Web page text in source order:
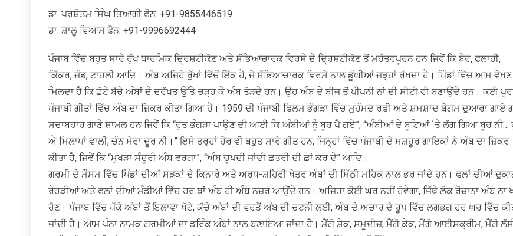
ਡਾ. ਪਰਸ਼ੋਤਮ ਸਿੰਘ ਤਿਆਗੀ ਫੋਨ: +91-9855446519
ਡਾ. ਸ਼ਾਲੂ ਵਿਆਸ ਫੋਨ: +91-9996692444
ਪੰਜਾਬ ਵਿੱਚ ਬਹੁਤ ਸਾਰੇ ਰੁੱਖ ਧਾਰਮਿਕ ਦ੍ਰਿਸ਼ਟੀਕੋਣ ਅਤੇ ਸੱਭਿਆਚਾਰਕ ਵਿਰਸੇ ਦੇ ਦ੍ਰਿਸ਼ਟੀਕੋਣ ਤੋਂ ਮਹੱਤਵਪੂਰਨ ਹਨ ਜਿਵੇਂ ਕਿ ਬੇਰ, ਫਲਾਹੀ,
ਕਿੱਕਰ, ਜੰਡ, ਟਾਹਲੀ ਆਦਿ। ਅੰਬ ਅਜਿਹੇ ਰੁੱਖਾਂ ਵਿੱਚੋਂ ਇੱਕ ਹੈ, ਜੋ ਸੱਭਿਆਚਾਰਕ ਵਿਰਸੇ ਨਾਲ ਡੂੰਘੀਆਂ ਜੜ੍ਹਾਂ ਰੱਖਦਾ ਹੈ। ਪਿੰਡਾਂ ਵਿੱਚ ਆਮ
ਮਿਲਦਾ ਹੈ ਕਿ ਛੋਟੇ ਬੱਚੇ ਅੰਬਾਂ ਦੇ ਦਰੱਖਤ ਉੱਤੇ ਚੜ੍ਹ ਕੇ ਅੰਬ ਤੋੜਦੇ ਹਨ। ਉਹ ਅੰਬ ਦੇ ਬੀਜ ਤੋਂ ਪੀਪਨੀ ਨਾਂ ਦੀ ਸੀਟੀ ਵੀ ਬਣਾਉਂਦੇ ਹਨ। ਕਈ
ਪੰਜਾਬੀ ਗੀਤਾਂ ਵਿੱਚ ਅੰਬ ਦਾ ਜ਼ਿਕਰ ਕੀਤਾ ਗਿਆ ਹੈ। 1959 ਦੀ ਪੰਜਾਬੀ ਫਿਲਮ ਭੰਗੜਾ ਵਿੱਚ ਮੁਹੰਮਦ ਰਫੀ ਅਤੇ ਸ਼ਮਸ਼ਾਦ ਬੇਗਮ ਦੁਆਰਾ ਗਾਏ
ਸਦਾਬਹਾਰ ਗਾਣੇ ਸ਼ਾਮਲ ਹਨ ਜਿਵੇਂ ਕਿ “ਰੁਤ ਭੰਗੜਾ ਪਾਉਣ ਦੀ ਆਈ ਕਿ ਅੰਬੀਆਂ ਨੂੰ ਬੂਰ ਪੈ ਗਏ”, “ਅੰਬੀਆਂ ਦੇ ਬੂਟਿਆਂ `ਤੇ ਲੱਗ ਗਿਆ ਬੂਰ ਨੀ…
ਐ ਮਿਲਾਪਾਂ ਵਾਲੀ, ਚੰਨ ਮੇਰਾ ਦੂਰ ਨੀ।” ਇਸੇ ਤਰ੍ਹਾਂ ਹੋਰ ਵੀ ਬਹੁਤ ਸਾਰੇ ਗੀਤ ਹਨ, ਜਿਨ੍ਹਾਂ ਵਿੱਚ ਪੰਜਾਬੀ ਦੇ ਮਸ਼ਹੂਰ ਗਾਇਕਾਂ ਨੇ ਅੰਬ ਦਾ ਜ਼ਿਕਰ
ਕੀਤਾ ਹੈ, ਜਿਵੇਂ ਕਿ “ਮੁਖੜਾ ਸੰਦੂਰੀ ਅੰਬ ਵਰਗਾ”, “ਅੰਬ ਚੂਪਦੀ ਜਾਂਦੀ ਛਤਰੀ ਦੀ ਛਾਂ ਕਰ ਦੇ” ਆਦਿ।
ਗਰਮੀ ਦੇ ਮੌਸਮ ਵਿੱਚ ਪਿੰਡਾਂ ਦੀਆਂ ਸੜਕਾਂ ਦੇ ਕਿਨਾਰੇ ਅਤੇ ਅਰਧ-ਸ਼ਹਿਰੀ ਖੇਤਰ ਅੰਬਾਂ ਦੀ ਮਿੱਠੀ ਮਹਿਕ ਨਾਲ ਭਰ ਜਾਂਦੇ ਹਨ। ਫਲਾਂ ਦੀਆਂ
ਰੇਹੜੀਆਂ ਅਤੇ ਫਲਾਂ ਦੀਆਂ ਮੰਡੀਆਂ ਵਿੱਚ ਹਰ ਥਾਂ ਅੰਬ ਹੀ ਅੰਬ ਨਜ਼ਰ ਆਉਂਦੇ ਹਨ। ਅਜਿਹਾ ਕੋਈ ਘਰ ਨਹੀਂ ਹੋਵੇਗਾ, ਜਿੱਥੇ ਲੋਕ ਰੋਜ਼ਾਨਾ ਅੰਬ ਨਾ
ਹੋਣ। ਪੰਜਾਬ ਵਿੱਚ ਪੱਕੇ ਅੰਬਾਂ ਤੋਂ ਇਲਾਵਾ ਖੱਟੇ, ਕੱਚੇ ਅੰਬਾਂ ਦੀ ਵਰਤੋਂ ਅੰਬ ਦੀ ਚਟਨੀ ਲਈ, ਅੰਬ ਦੇ ਅਚਾਰ ਦੇ ਰੂਪ ਵਿੱਚ ਲਗਭਗ ਹਰ ਘਰ ਵਿੱਚ
ਜਾਂਦੀ ਹੈ। ਆਮ ਪੰਨਾ ਨਾਮਕ ਗਰਮੀਆਂ ਦਾ ਡਰਿੰਕ ਅੰਬਾਂ ਨਾਲ ਬਣਾਇਆ ਜਾਂਦਾ ਹੈ। ਮੈਂਗੋ ਸ਼ੇਕ, ਸਮੂਦੀਜ਼, ਮੈਂਗੋ ਕੇਕ, ਮੈਂਗੋ ਆਈਸਕ੍ਰੀਮ, ਮੈਂਗੋ